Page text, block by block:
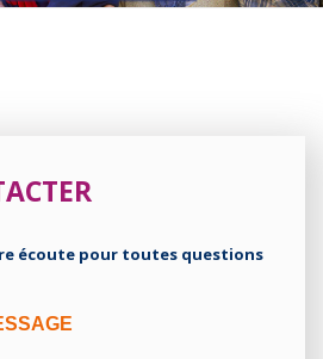
écoute pour toutes questions